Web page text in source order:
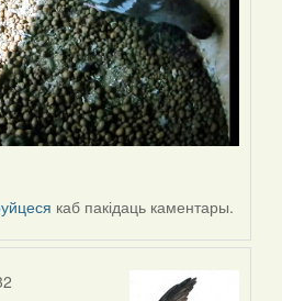
каб пакідаць каментары.